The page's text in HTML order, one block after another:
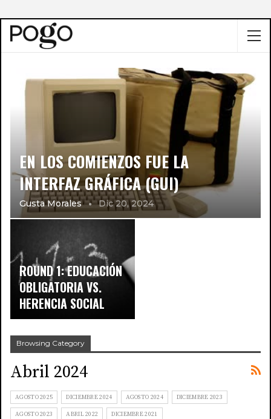
EN LOS COMIENZOS FUE LA
INTERFAZ GRÁFICA (GUI)
Gusta Morales Dic 20, 2024
ROUND 1: EDUCACIÓN
OBLIGATORIA VS.
HERENCIA SOCIAL
Browsing Category
Abril 2024
AGOSTO 2025 DICIEMBRE 2024 AGOSTO 2024 DICIEMBRE 2023
AGOSTO 2023 ABRIL 2022 DICIEMBRE 2021